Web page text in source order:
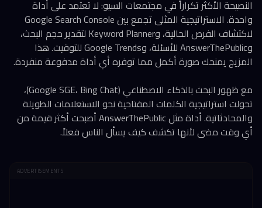
النصيحة الأكثر تكراراً في مجتمعات السيو: لا تعتمد على أداة
واحدة. الاستراتيجية المثلى تجمع بين Google Search Console
لاكتشاف الفرص الحالية، وKeyword Planner لتقدير حجم البحث،
وAnswerThePublic للأسئلة، وGoogle Trends للتوقيت. هذا
المزيج يمنحك صورة أكمل مما توفره أي أداة مدفوعة منفردة.
مع ظهور البحث بالذكاء الاصطناعي (Google SGE، Bing Chat)،
تحولت استراتيجية الكلمات المفتاحية نحو الاستعلامات الطويلة
والمحادثاتية. أداة مثل AnswerThePublic أصبحت أكثر قيمة من
أي وقت مضى لأنها تكشف كيف يسأل الناس فعلاً.
ADVERTISEMENTS